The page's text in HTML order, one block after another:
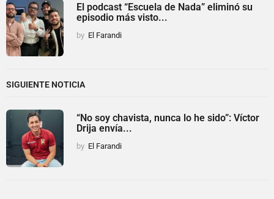
El podcast “Escuela de Nada” eliminó su
episodio más visto...
by El Farandi
SIGUIENTE NOTICIA
“No soy chavista, nunca lo he sido”: Víctor
Drija envía...
by El Farandi